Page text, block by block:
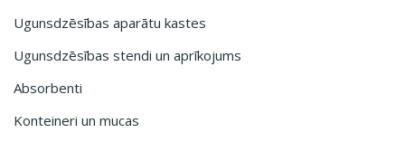
Ugunsdzēsības aparātu kastes
Ugunsdzēsības stendi un aprīkojums
Absorbenti
Konteineri un mucas